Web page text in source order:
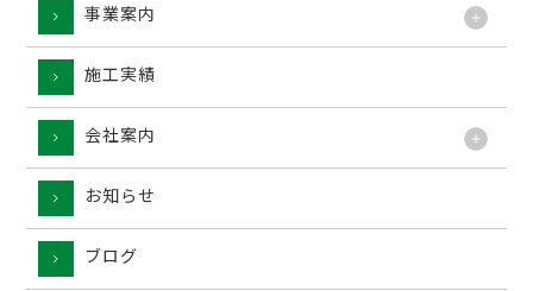
事業案内
施工実績
会社案内
お知らせ
ブログ